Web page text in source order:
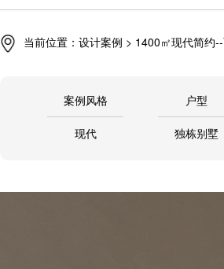
当前位置： 设计案例 > 1400㎡现代简约
案例风格
现代
户型
独栋别墅